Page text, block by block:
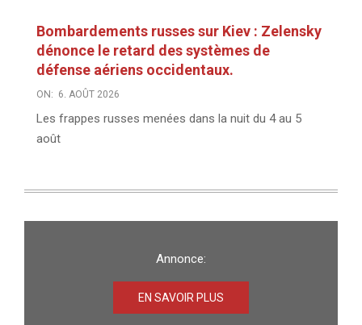
Bombardements russes sur Kiev : Zelensky
dénonce le retard des systèmes de
défense aériens occidentaux.
ON: 6. AOÛT 2026
Les frappes russes menées dans la nuit du 4 au 5
août
Annonce:
EN SAVOIR PLUS